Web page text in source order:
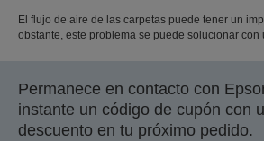
El flujo de aire de las carpetas puede tener un
obstante, este problema se puede solucionar
Permanece en contacto con
instante un código de cupón con
descuento en tu próximo pedido.